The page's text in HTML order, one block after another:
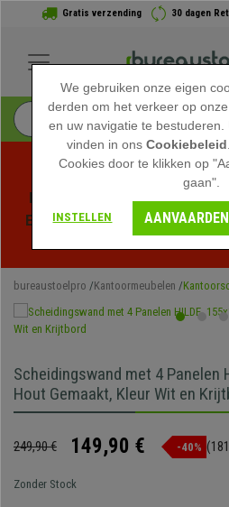
Gratis verzending 30 dagen
Profiteer van de
Exclusieve kortingen voor een
bureaustoelpro Kantoormeubelen
Scheidingswand met 4 Panelen
Hout Gemaakt, Kleur Wit en
249,90 € 149,90 € -40%
Zonder Stock
We gebruiken onze eigen
derden om het verkeer op
en uw navigatie te
vinden in onsCookiebeleid
Cookies door te klikken op
gaan".
INSTELLEN